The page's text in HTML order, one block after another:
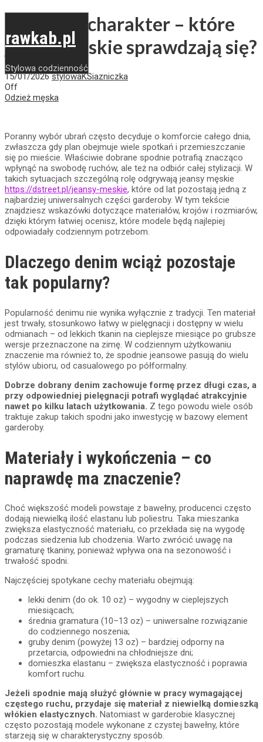
rawkab.pl
Stylowa codzienność
Wygoda i charakter – które
jeansy męskie sprawdzają się?
15/01/2026 stylowaKSiazniczka
Off
Odzież męska
Poranny wybór ubrań często decyduje o komforcie całego dnia,
zwłaszcza gdy plan obejmuje wiele spotkań i przemieszczanie
się po mieście. Właściwie dobrane spodnie potrafią znacząco
wpłynąć na swobodę ruchów, ale też na odbiór całej stylizacji. W
takich sytuacjach szczególną rolę odgrywają jeansy męskie
https://dstreet.pl/jeansy-meskie, które od lat pozostają jedną z
najbardziej uniwersalnych części garderoby. W tym tekście
znajdziesz wskazówki dotyczące materiałów, krojów i rozmiarów,
dzięki którym łatwiej ocenisz, które modele będą najlepiej
odpowiadały codziennym potrzebom.
Dlaczego denim wciąż pozostaje
tak popularny?
Popularność denimu nie wynika wyłącznie z tradycji. Ten materiał
jest trwały, stosunkowo łatwy w pielęgnacji i dostępny w wielu
odmianach – od lekkich tkanin na cieplejsze miesiące po grubsze
wersje przeznaczone na zimę. W codziennym użytkowaniu
znaczenie ma również to, że spodnie jeansowe pasują do wielu
stylów ubioru, od casualowego po półformalny.
Dobrze dobrany denim zachowuje formę przez długi czas, a
przy odpowiedniej pielęgnacji potrafi wyglądać atrakcyjnie
nawet po kilku latach użytkowania. Z tego powodu wiele osób
traktuje zakup takich spodni jako inwestycję w bazowy element
garderoby.
Materiały i wykończenia – co
naprawdę ma znaczenie?
Choć większość modeli powstaje z bawełny, producenci często
dodają niewielką ilość elastanu lub poliestru. Taka mieszanka
zwiększa elastyczność materiału, co przekłada się na wygodę
podczas siedzenia lub chodzenia. Warto zwrócić uwagę na
gramaturę tkaniny, ponieważ wpływa ona na sezonowość i
trwałość spodni.
Najczęściej spotykane cechy materiału obejmują:
lekki denim (do ok. 10 oz) – wygodny w cieplejszych
miesiącach;
średnia gramatura (10–13 oz) – uniwersalne rozwiązanie
do codziennego noszenia;
gruby denim (powyżej 13 oz) – bardziej odporny na
przetarcia, odpowiedni na chłodniejsze dni;
domieszka elastanu – zwiększa elastyczność i poprawia
komfort ruchu.
Jeżeli spodnie mają służyć głównie w pracy wymagającej
częstego ruchu, przydaje się materiał z niewielką domieszką
włókien elastycznych. Natomiast w garderobie klasycznej
często pozostają modele wykonane z czystej bawełny, które
starzeją się w charakterystyczny sposób.